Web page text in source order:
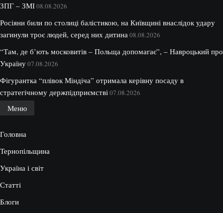
ЗПГ – ЗМІ08.08.2026
Росіяни били по столиці балістикою, на Київщині внаслідок удару
загинули троє людей, серед них дитина08.08.2026
“Там, де б’ють московитів – Польща допомагає”, – Навроцький про
Україну07.08.2026
Фігурантка “плівок Міндіча” отримала керівну посаду в
стратегічному держпідприємстві07.08.2026
Меню
Головна
Тернопільщина
Україна і світ
Статті
Блоги